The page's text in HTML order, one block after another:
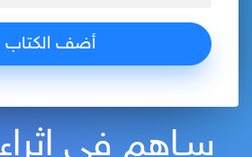
سـاهم في